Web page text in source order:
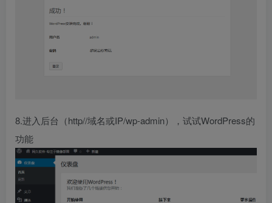
8.进入后台（http//域名或IP/wp-admin），试试WordPress的
功能